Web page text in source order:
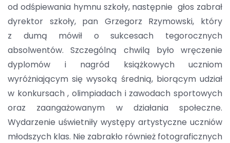
od odśpiewania hymnu szkoły, następnie głos zabrał
dyrektor szkoły, pan Grzegorz Rzymowski, który
z dumą mówił o sukcesach tegorocznych
absolwentów. Szczególną chwilą było wręczenie
dyplomów i nagród książkowych uczniom
wyróżniającym się wysoką średnią, biorącym udział
w konkursach , olimpiadach i zawodach sportowych
oraz zaangażowanym w działania społeczne.
Wydarzenie uświetniły występy artystyczne uczniów
młodszych klas. Nie zabrakło również fotograficznych